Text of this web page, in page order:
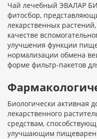
Чай лечебный ЭВАЛАР
фитосбор,
лекарственных
качестве
улучшения функции
нормализации обмена
форме фильтр-пакетов
Биологически активная
лекарственного
средствам,
улучшающим